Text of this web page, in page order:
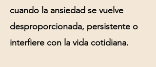
cuando la ansiedad se vuelve
desproporcionada, persistente o
interfiere con la vida cotidiana.